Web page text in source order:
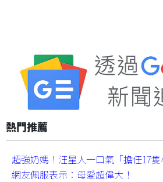
熱門推薦
超強奶媽！汪星人一口氣「擔任17
網友佩服表示：母愛超偉大！